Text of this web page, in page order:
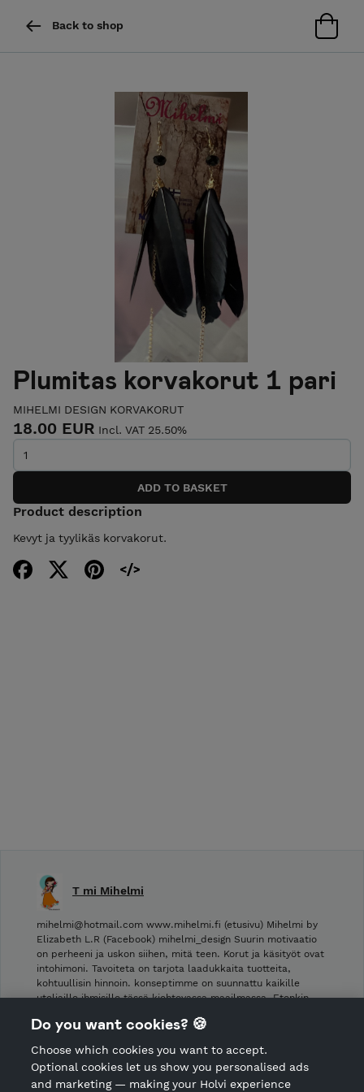
Back to shop
Plumitas korvakorut 1 pari
MIHELMI DESIGN KORVAKORUT
18.00 EUR Incl. VAT 25.50%
Product description
Kevyt ja tyylikäs korvakorut.
T mi Mihelmi
mihelmi@hotmail.com www.mihelmi.fi (etusivu) Mihelmi by
Elizabeth L.R (Facebook) mihelmi_design Suurin motivaatio
on perheeni ja uskon siihen, mitä teen. Korut ja käsityöt ovat
intohimoni. Tavoiteta on tarjota laadukkaita tuotteita,
kohtuullisin hinnoin. konseptimme on suunnattu kaikille
uteliaille ihmisille tässä kiehtovassa maailmassa. Etenkin …
Shop Terms and Conditions
CANCEL ORDER
Do you want cookies? 🍪
Choose which cookies you want to accept.
Optional cookies let us show you personalised ads
and marketing — making your Holvi experience